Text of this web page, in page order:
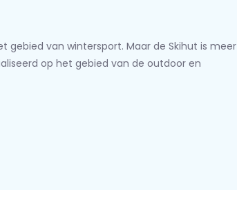
gebied van wintersport. Maar de Skihut is meer
op het gebied van de outdoor en